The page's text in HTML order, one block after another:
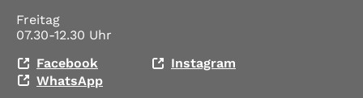
Freitag
07.30-12.30 Uhr
Facebook
Instagram
WhatsApp